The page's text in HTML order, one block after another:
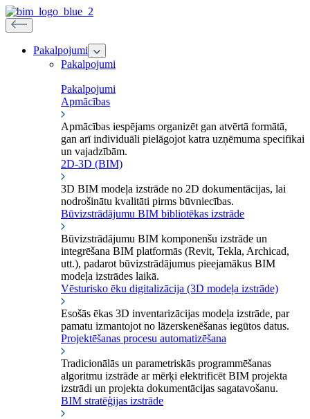
Pakalpojumi
Pakalpojumi
Pakalpojumi
Apmācības
Apmācības iespējams organizēt gan atvērtā formātā,
gan arī individuāli pielāgojot katra uzņēmuma specifikai
un vajadzībām.
2D-3D (BIM)
3D BIM modeļa izstrāde no 2D dokumentācijas, lai
nodrošinātu kvalitāti pirms būvniecības.
Būvizstrādājumu BIM bibliotēkas izstrāde
Būvizstrādājumu BIM komponenšu izstrāde un
integrēšana BIM platformās (Revit, Tekla, Archicad,
utt.), padarot būvizstrādājumus pieejamākus BIM
modeļa izstrādes laikā.
Vēsturisko ēku digitalizācija (3D modeļa izstrāde)
Esošās ēkas 3D inventarizācijas modeļa izstrāde, par
pamatu izmantojot no lāzerskenēšanas iegūtos datus.
Projektēšanas procesu automatizēšana
Tradicionālās un parametriskās programmēšanas
algoritmu izstrāde ar mērķi elektrificēt BIM projekta
izstrādi un projekta dokumentācijas sagatavošanu.
BIM stratēģijas izstrāde